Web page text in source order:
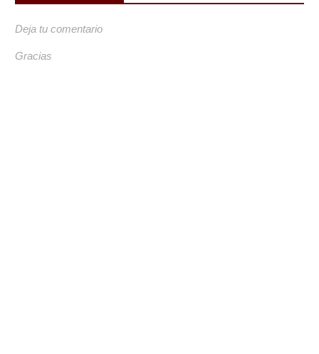
Deja tu comentario
Gracias